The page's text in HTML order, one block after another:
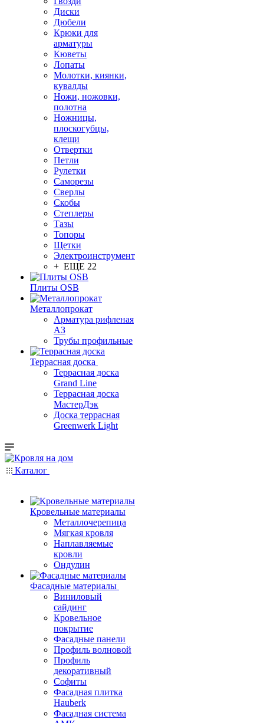
Диски
Дюбели
Крюки для
арматуры
Кюветы
Лопаты
Молотки, киянки,
кувалды
Ножи, ножовки,
полотна
Ножницы,
плоскогубцы,
клещи
Отвертки
Петли
Рулетки
Саморезы
Сверлы
Скобы
Степлеры
Тазы
Топоры
Щетки
Электроинструмент
+ ЕЩЕ 22
Плиты OSB
Металлопрокат
Арматура рифленая
АЗ
Трубы профильные
Террасная доска
Террасная доска
Grand Line
Террасная доска
МастерДэк
Доска террасная
Greenwerk Light
Каталог
Кровельные материалы
Металлочерепица
Мягкая кровля
Наплавляемые
кровли
Ондулин
Фасадные материалы
Виниловый
сайдинг
Кровельное
покрытие
Фасадные панели
Профиль волновой
Профиль
декоративный
Софиты
Фасадная плитка
Hauberk
Фасадная система